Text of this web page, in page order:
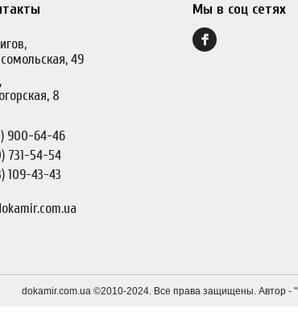
49
8
900-64-46
731-54-54
109-43-43
Мы в соц сетях
dokamir.com.ua ©2010-2024. Все права защищены. Автор - "